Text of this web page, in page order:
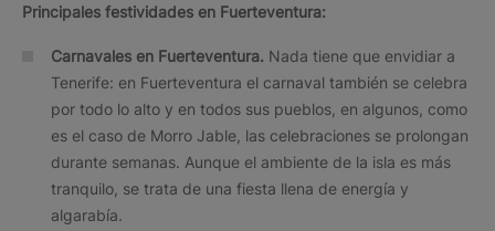
Principales festividades en Fuerteventura:
Carnavales en Fuerteventura. Nada tiene que envidiar a
Tenerife: en Fuerteventura el carnaval también se celebra
por todo lo alto y en todos sus pueblos, en algunos, como
es el caso de Morro Jable, las celebraciones se prolongan
durante semanas. Aunque el ambiente de la isla es más
tranquilo, se trata de una fiesta llena de energía y
algarabía.